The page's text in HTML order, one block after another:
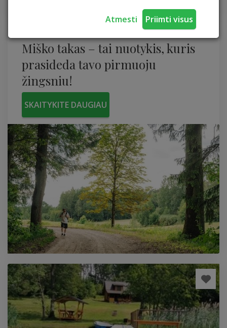
Atmesti Priimti visus
Miško takas – tai nuotykis, kuris
prasideda tavo pirmuoju
žingsniu!
SKAITYKITE DAUGIAU